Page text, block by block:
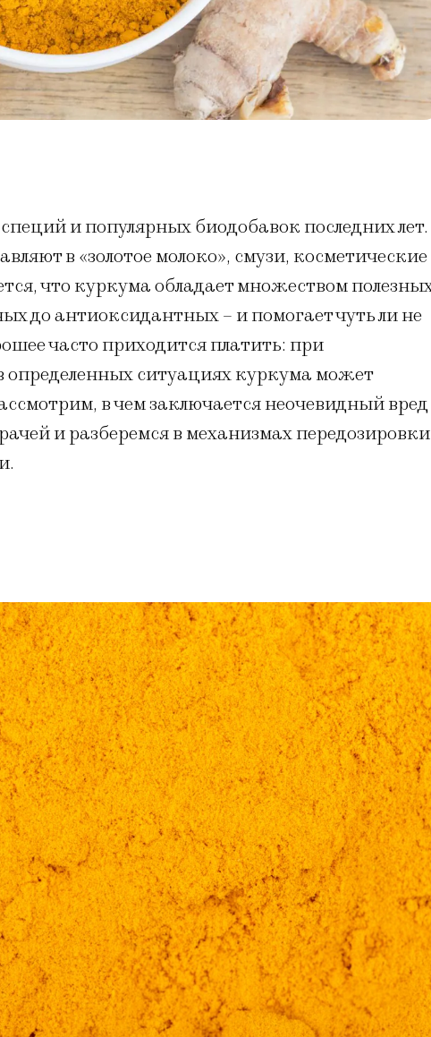
и популярных биодобавок последних лет.
в «золотое молоко», смузи, косметические
что куркума обладает множеством
до антиоксидантных – и помогает чуть ли не
часто приходится платить: при
определенных ситуациях куркума может
в чем заключается неочевидный вред
и разберемся в механизмах передозировки